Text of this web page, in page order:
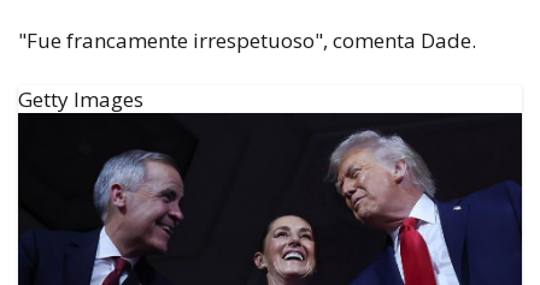
"Fue francamente irrespetuoso", comenta Dade.
Getty Images